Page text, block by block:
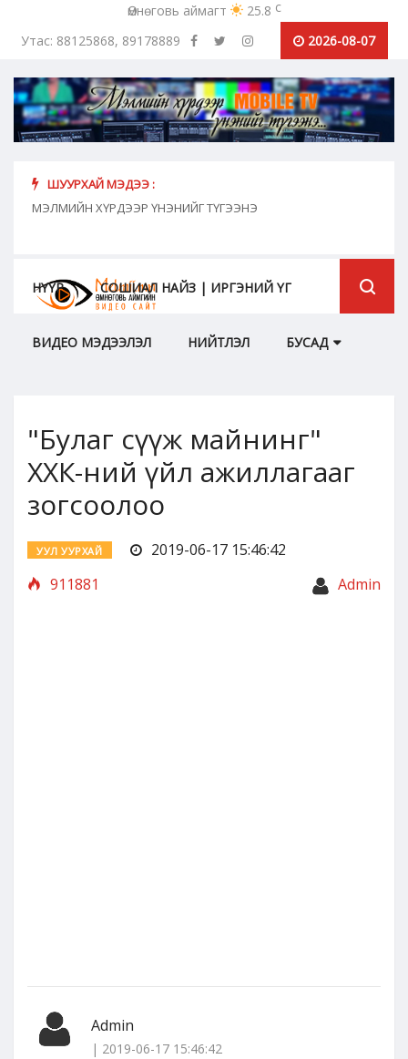
Өмнөговь аймагт 25.8 c
Утас: 88125868, 89178889
2026-08-07
ШУУРХАЙ МЭДЭЭ :
МЭЛМИЙН ХҮРДЭЭР ҮНЭНИЙГ ТҮГЭЭНЭ
НҮҮР СОШИАЛ НАЙЗ | ИРГЭНИЙ ҮГ
ВИДЕО МЭДЭЭЛЭЛ НИЙТЛЭЛ БУСАД
"Булаг сүүж майнинг"
ХХК-ний үйл ажиллагааг
зогсоолоо
УУЛ УУРХАЙ
2019-06-17 15:46:42
911881
Admin
Admin
| 2019-06-17 15:46:42